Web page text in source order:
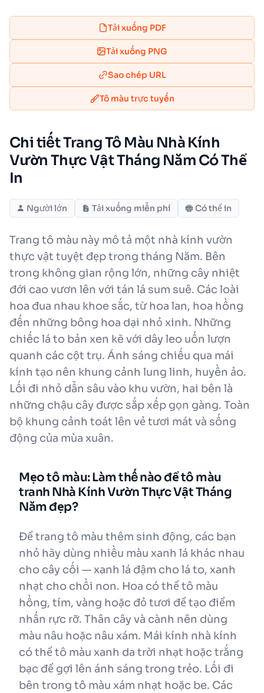
Tải xuống PDF
Tải xuống PNG
Sao chép URL
Tô màu trực tuyến
Chi tiết Trang Tô Màu Nhà Kính
Vườn Thực Vật Tháng Năm Có Thể
In
Người lớn Tải xuống miễn phí Có thể in
Trang tô màu này mô tả một nhà kính vườn
thực vật tuyệt đẹp trong tháng Năm. Bên
trong không gian rộng lớn, những cây nhiệt
đới cao vươn lên với tán lá sum suê. Các loài
hoa đua nhau khoe sắc, từ hoa lan, hoa hồng
đến những bông hoa dại nhỏ xinh. Những
chiếc lá to bản xen kẽ với dây leo uốn lượn
quanh các cột trụ. Ánh sáng chiếu qua mái
kính tạo nên khung cảnh lung linh, huyền ảo.
Lối đi nhỏ dẫn sâu vào khu vườn, hai bên là
những chậu cây được sắp xếp gọn gàng. Toàn
bộ khung cảnh toát lên vẻ tươi mát và sống
động của mùa xuân.
Mẹo tô màu: Làm thế nào để tô màu
tranh Nhà Kính Vườn Thực Vật Tháng
Năm đẹp?
Để trang tô màu thêm sinh động, các bạn
nhỏ hãy dùng nhiều màu xanh lá khác nhau
cho cây cối — xanh lá đậm cho lá to, xanh
nhạt cho chồi non. Hoa có thể tô màu
hồng, tím, vàng hoặc đỏ tươi để tạo điểm
nhấn rực rỡ. Thân cây và cành nên dùng
màu nâu hoặc nâu xám. Mái kính nhà kính
có thể tô màu xanh da trời nhạt hoặc trắng
bạc để gợi lên ánh sáng trong trẻo. Lối đi
bên trong tô màu xám nhạt hoặc be. Các